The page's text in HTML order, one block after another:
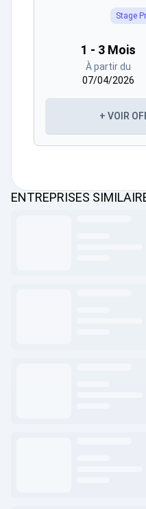
ENTREPRISES
Stage
1 - 3 Mois
À partir du
07/04/2026
+ VOIR